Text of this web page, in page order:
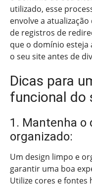
utilizado, esse
envolve a
de registros de
que o domínio
o seu site antes de
Dicas para
funcional do
1. Mantenha o
organizado:
Um design limpo e
garantir uma boa
Utilize cores e fontes